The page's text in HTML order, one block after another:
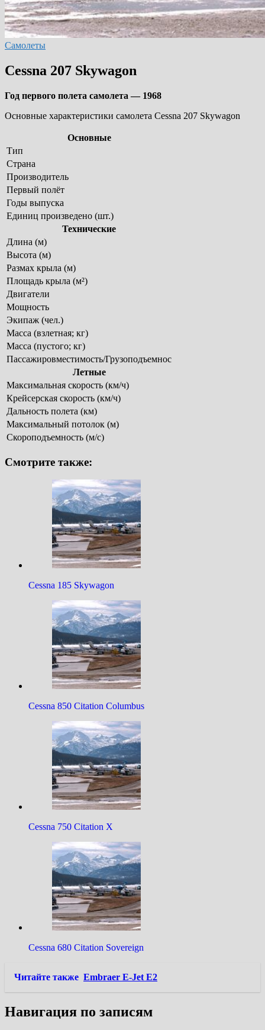
Самолеты
Cessna 207 Skywagon
Год первого полета самолета — 1968
Основные характеристики самолета Cessna 207 Skywagon
Основные
Тип
Страна
Производитель
Первый полёт
Годы выпуска
Единиц произведено (шт.)
Технические
Длина (м)
Высота (м)
Размах крыла (м)
Площадь крыла (м²)
Двигатели
Мощность
Экипаж (чел.)
Масса (взлетная; кг)
Масса (пустого; кг)
Пассажировместимость/Грузоподъемнос
Летные
Максимальная скорость (км/ч)
Крейсерская скорость (км/ч)
Дальность полета (км)
Максимальный потолок (м)
Скороподъемность (м/c)
Смотрите также:
Cessna 185 Skywagon
Cessna 850 Citation Columbus
Cessna 750 Citation X
Cessna 680 Citation Sovereign
Читайте также Embraer E-Jet E2
Навигация по записям